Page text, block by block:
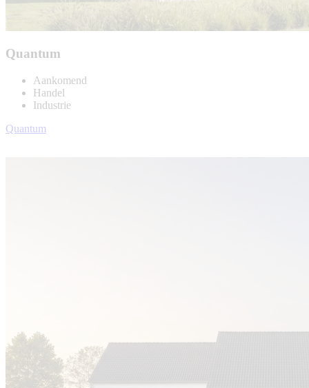
Quantum
Aankomend
Handel
Industrie
Quantum